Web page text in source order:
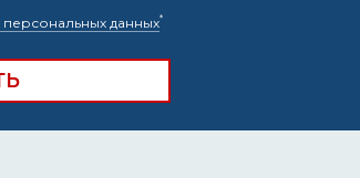
данных*